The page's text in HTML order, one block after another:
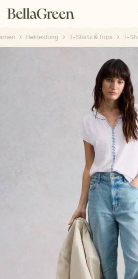
Bekleidung T-Shirts & Tops T-